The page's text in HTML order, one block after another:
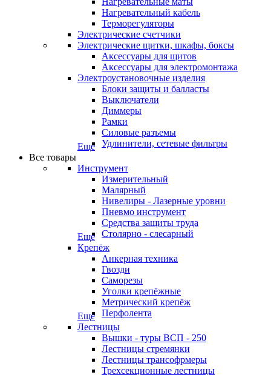
Нагревательный кабель
Терморегуляторы
Электрические счетчики
Электрические щитки, шкафы, боксы
Аксессуары для щитов
Аксессуары для электромонтажа
Электроустановочные изделия
Блоки защиты и балласты
Выключатели
Диммеры
Рамки
Силовые разъемы
Удлинители, сетевые фильтры
Еще
Все товары
Инструмент
Измерительный
Малярный
Нивелиры - Лазерные уровни
Пневмо инструмент
Средства защиты труда
Столярно - слесарный
Еще
Крепёж
Анкерная техника
Гвозди
Саморезы
Уголки крепёжные
Метрический крепёж
Перфолента
Еще
Лестницы
Вышки - туры ВСП - 250
Лестницы стремянки
Лестницы трансофрмеры
Трехсекционные лестницы